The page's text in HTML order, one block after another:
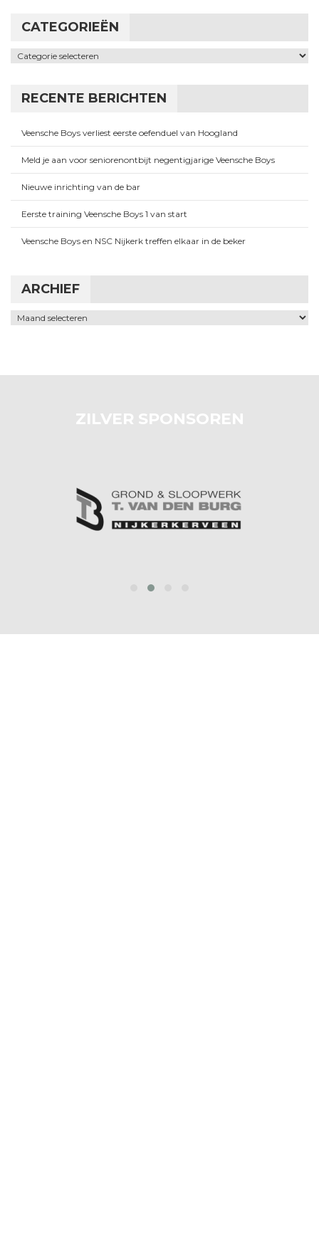
CATEGORIEËN
Categorieën
RECENTE BERICHTEN
Veensche Boys verliest eerste oefenduel van Hoogland
Meld je aan voor seniorenontbijt negentigjarige Veensche Boys
Nieuwe inrichting van de bar
Eerste training Veensche Boys 1 van start
Veensche Boys en NSC Nijkerk treffen elkaar in de beker
ARCHIEF
Archief
ZILVER SPONSOREN
prev